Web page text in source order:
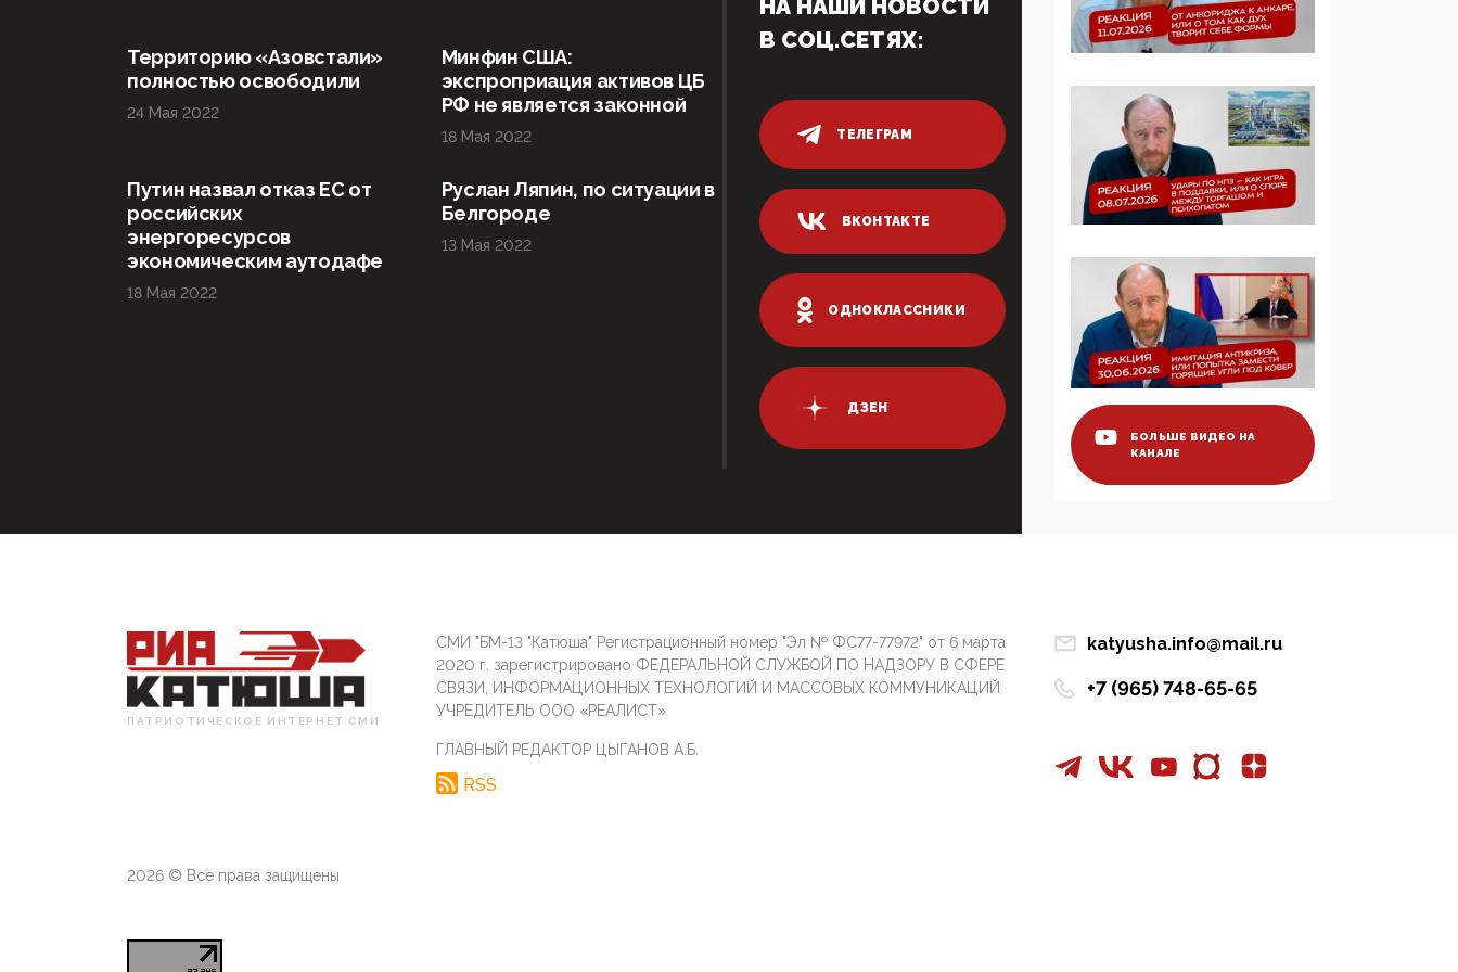
Манифест против
семьи и традиционных
ценностей: «Новые
люди» поднимают
электорат феминисток
на битву с
мужчинами-«бабуинам
и»
05:08, 15 Мая 2026
Эзотерика,
инфоцыганство и
лженаука под ширмой
защиты традиционных
ценностей: кто и с чем
выступал на форуме
«Россия 809. Традиции
будущего»
09:40, 06 Мая 2026
120 лет
народовластия
превратился в «чего
БОЛЬШЕ ВИДЕО НА
КАНАЛЕ
Территорию «Азовстали»
полностью освободили
24 Мая 2022
Минфин США:
экспроприация активов ЦБ
РФ не является законной
18 Мая 2022
Путин назвал отказ ЕС от
российских
энергоресурсов
экономическим аутодафе
18 Мая 2022
Руслан Ляпин, по ситуации в
Белгороде
13 Мая 2022
НА НАШИ НОВОСТИ
В СОЦ.СЕТЯХ:
ТЕЛЕГРАМ
ВКОНТАКТЕ
ОДНОКЛАССНИКИ
ДЗЕН
ПАТРИОТИЧЕСКОЕ ИНТЕРНЕТ СМИ
СМИ "БМ-13 "Катюша" Регистрационный номер "Эл № ФС77-77972" от 6 марта
2020 г. зарегистрировано ФЕДЕРАЛЬНОЙ СЛУЖБОЙ ПО НАДЗОРУ В СФЕРЕ
СВЯЗИ, ИНФОРМАЦИОННЫХ ТЕХНОЛОГИЙ И МАССОВЫХ КОММУНИКАЦИЙ
УЧРЕДИТЕЛЬ ООО «РЕАЛИСТ»
ГЛАВНЫЙ РЕДАКТОР ЦЫГАНОВ А.Б.
RSS
katyusha.info@mail.ru
+7 (965) 748-65-65
2026 © Все права защищены